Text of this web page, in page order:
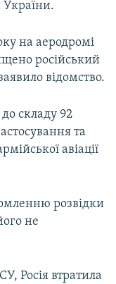
України.
на аеродромі
російський
відомство.
складу 92
та
авіації
розвідки
не
Росія втратила